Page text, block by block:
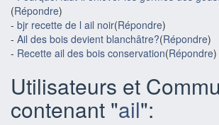
(Répondre)
- bjr recette de l ail noir(Répondre)
- Ail des bois devient blanchâtre?(Répondre)
- Recette ail des bois conservation(Répondre)
Utilisateurs et
contenant "ail":